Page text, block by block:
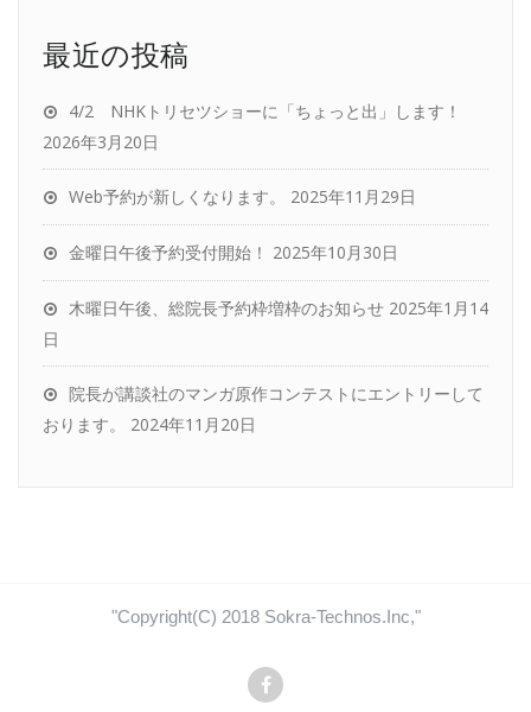
最近の投稿
4/2 NHKトリセツショーに「ちょっと出」します！
2026年3月20日
Web予約が新しくなります。 2025年11月29日
金曜日午後予約受付開始！ 2025年10月30日
木曜日午後、総院長予約枠増枠のお知らせ 2025年1月14
日
院長が講談社のマンガ原作コンテストにエントリーして
おります。
2024年11月20日
"Copyright(C) 2018 Sokra-Technos.Inc,"